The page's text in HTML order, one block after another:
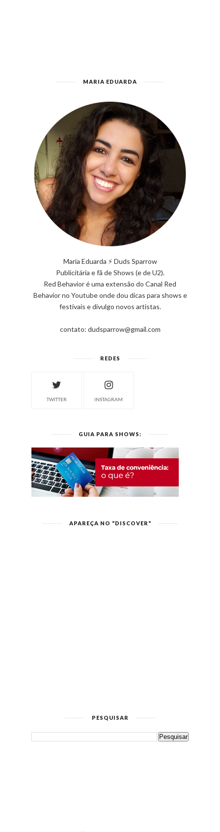
MARIA EDUARDA
Maria Eduarda ⚡ Duds Sparrow
Publicitária e fã de Shows (e de U2).
Red Behavior é uma extensão do Canal Red
Behavior no Youtube onde dou dicas para shows e
festivais e divulgo novos artistas.
contato: dudsparrow@gmail.com
REDES
TWITTER INSTAGRAM
GUIA PARA SHOWS:
APAREÇA NO "DISCOVER"
PESQUISAR